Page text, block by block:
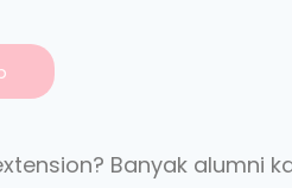
Banyak alumni